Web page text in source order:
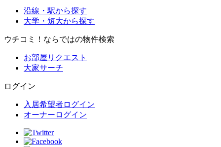
沿線・駅から探す
大学・短大から探す
ウチコミ！ならではの物件検索
お部屋リクエスト
大家サーチ
ログイン
入居希望者ログイン
オーナーログイン